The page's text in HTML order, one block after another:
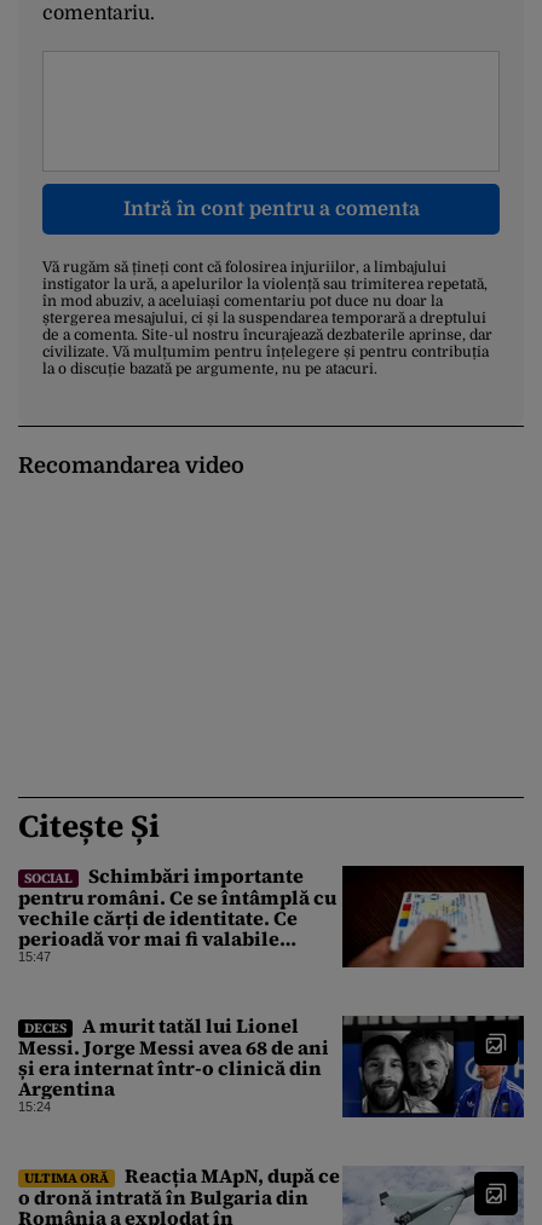
comentariu.
Intră în cont pentru a comenta
Vă rugăm să țineți cont că folosirea injuriilor, a limbajului
instigator la ură, a apelurilor la violență sau trimiterea repetată,
în mod abuziv, a aceluiași comentariu pot duce nu doar la
ștergerea mesajului, ci și la suspendarea temporară a dreptului
de a comenta. Site-ul nostru încurajează dezbaterile aprinse, dar
civilizate. Vă mulțumim pentru înțelegere și pentru contribuția
la o discuție bazată pe argumente, nu pe atacuri.
Recomandarea video
Citește Și
SOCIAL
Schimbări importante
pentru români. Ce se întâmplă cu
vechile cărți de identitate. Ce
perioadă vor mai fi valabile
buletinele clasice
15:47
DECES
A murit tatăl lui Lionel
Messi. Jorge Messi avea 68 de ani
și era internat într-o clinică din
Argentina
15:24
ULTIMA ORĂ
Reacția MApN, după ce
o dronă intrată în Bulgaria din
România a explodat în